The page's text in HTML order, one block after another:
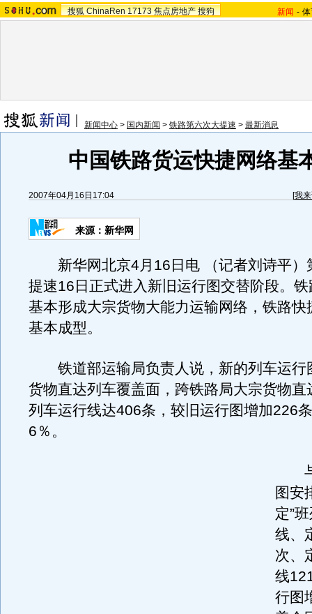
搜狐 ChinaRen 17173 焦点房地产 搜狗 新闻 -
新闻中心 > 国内新闻 > 铁路第六次大提速 > 最新消息
中国铁路货运快捷网络基
2007年04月16日17:04 [我
来源：新华网
新华网北京4月16日电 （记者刘诗平）
提速16日正式进入新旧运行图交替阶段。
基本形成大宗货物大能力运输网络，铁路快
基本成型。
铁道部运输局负责人说，新的列车运行
货物直达列车覆盖面，跨铁路局大宗货物直
列车运行线达406条，较旧运行图增加226
6％。
与
图安
定”
线、
次、
线
行图